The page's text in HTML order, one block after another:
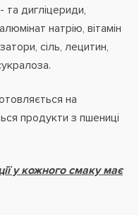
та дигліцериди,
натрію, вітамін
сіль, лецитин,
на
продукти з пшениці
у кожного смаку має